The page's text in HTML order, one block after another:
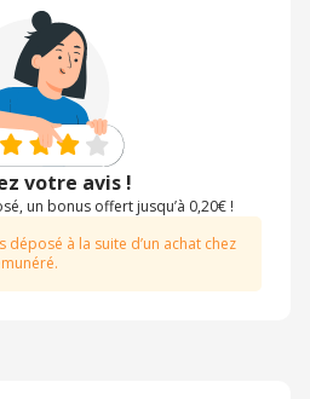
votre avis !
un bonus offert jusqu’à 0,20€ !
déposé à la suite d’un achat chez